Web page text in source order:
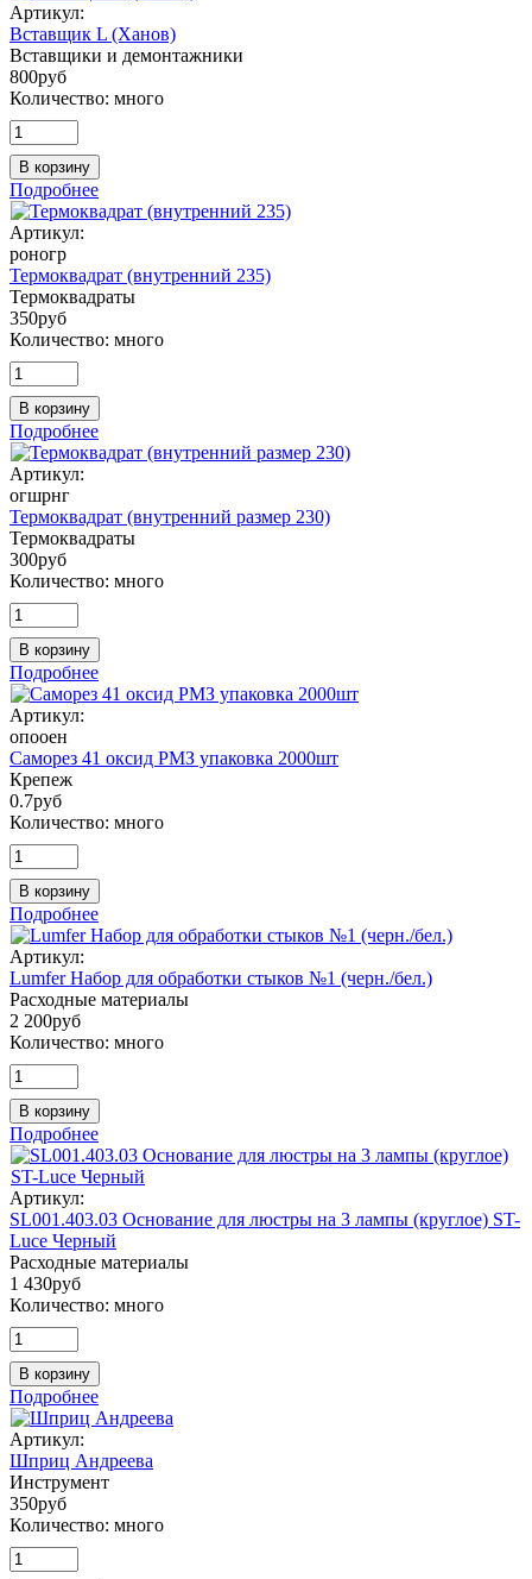
Артикул:
Вставщик L (Ханов)
Вставщики и демонтажники
800руб
Количество: много
В корзину
Подробнее
Артикул:
роногр
Термоквадрат (внутренний 235)
Термоквадраты
350руб
Количество: много
В корзину
Подробнее
Артикул:
огшрнг
Термоквадрат (внутренний размер 230)
Термоквадраты
300руб
Количество: много
В корзину
Подробнее
Артикул:
опооен
Саморез 41 оксид РМЗ упаковка 2000шт
Крепеж
0.7руб
Количество: много
В корзину
Подробнее
Артикул:
Lumfer Набор для обработки стыков №1 (черн./бел.)
Расходные материалы
2 200руб
Количество: много
В корзину
Подробнее
Артикул:
SL001.403.03 Основание для люстры на 3 лампы (круглое) ST-
Luce Черный
Расходные материалы
1 430руб
Количество: много
В корзину
Подробнее
Артикул:
Шприц Андреева
Инструмент
350руб
Количество: много